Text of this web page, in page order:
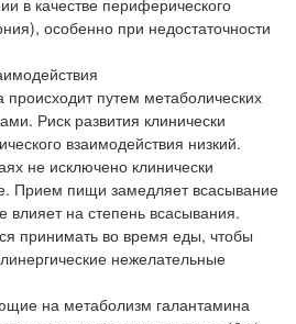
особенно при недостаточности
путем метаболических
Риск развития клинически
взаимодействия низкий.
не исключено клинически
Прием пищи замедляет всасывание
влияет на степень всасывания.
принимать во время еды, чтобы
нежелательные
на метаболизм галантамина